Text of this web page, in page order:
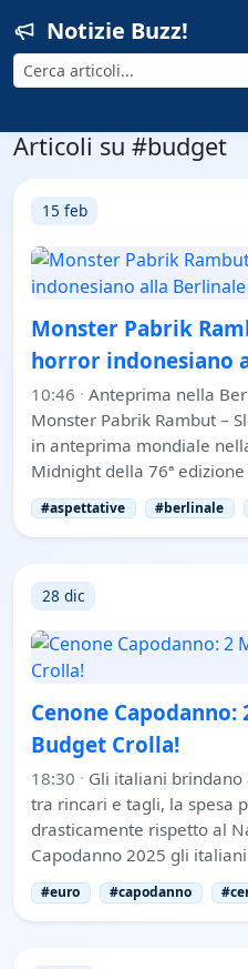
Notizie Buzz!
Cerca
Articoli su #budget
15 feb
Monster Pabrik
horror indonesiano
10:46 · Anteprima nella
Monster Pabrik Rambut –
in anteprima mondiale
Midnight della 76ª
#aspettative #berlinale
28 dic
Cenone
Budget Crolla!
18:30 · Gli italiani brindano
tra rincari e tagli, la spesa
drasticamente rispetto al
Capodanno 2025 gli
#euro #capodanno